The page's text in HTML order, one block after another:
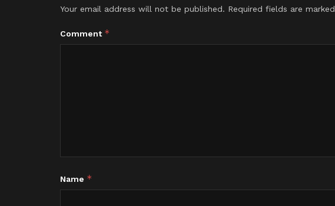
Your email address will not be published. Required fields are marked
Comment *
Name *